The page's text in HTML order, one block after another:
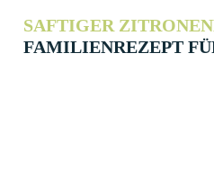
SAFTIGER
FAMILIENREZEPT